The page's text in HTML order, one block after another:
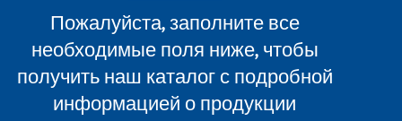
Пожалуйста, заполните все
необходимые поля ниже, чтобы
получить наш каталог с подробной
информацией о продукции